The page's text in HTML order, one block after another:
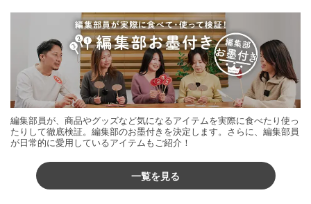
編集部員が、商品やグッズなど気になるアイテムを実際に食べたり使っ
たりして徹底検証。編集部のお墨付きを決定します。さらに、編集部員
が日常的に愛用しているアイテムもご紹介！
一覧を見る